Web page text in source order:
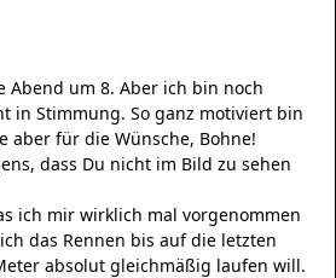
Abend um 8. Aber ich bin noch
in Stimmung. So ganz motiviert bin
aber für die Wünsche, Bohne!
dass Du nicht im Bild zu sehen
ich mir wirklich mal vorgenommen
das Rennen bis auf die letzten
absolut gleichmäßig laufen will.